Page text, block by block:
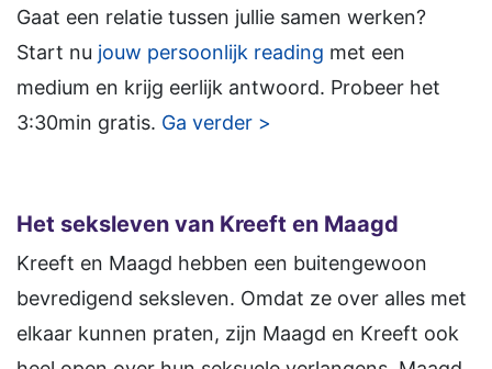
Gaat een relatie tussen jullie samen werken?
Start nu jouw persoonlijk reading met een
medium en krijg eerlijk antwoord. Probeer het
3:30min gratis. Ga verder >
Het seksleven van Kreeft en Maagd
Kreeft en Maagd hebben een buitengewoon
bevredigend seksleven. Omdat ze over alles met
elkaar kunnen praten, zijn Maagd en Kreeft ook